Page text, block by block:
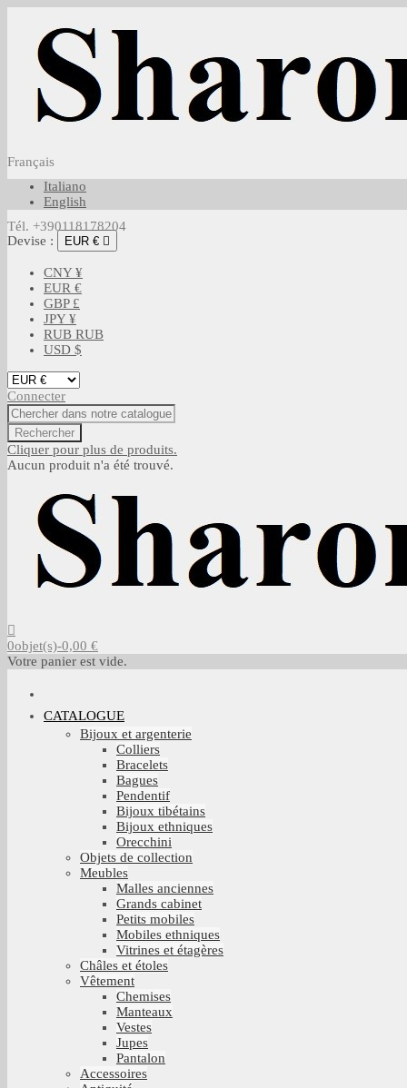
Français
Italiano
English
Tél. +390118178204
Devise :
EUR € 
CNY ¥
EUR €
GBP £
JPY ¥
RUB RUB
USD $
Connecter
Rechercher
Cliquer pour plus de produits.
Aucun produit n'a été trouvé.
0objet(s)-0,00 €
Votre panier est vide.
CATALOGUE
Bijoux et argenterie
Colliers
Bracelets
Bagues
Pendentif
Bijoux tibétains
Bijoux ethniques
Orecchini
Objets de collection
Meubles
Malles anciennes
Grands cabinet
Petits mobiles
Mobiles ethniques
Vitrines et étagères
Châles et étoles
Vêtement
Chemises
Manteaux
Vestes
Jupes
Pantalon
Accessoires